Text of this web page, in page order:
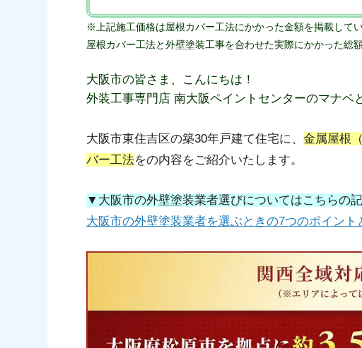
※上記施工価格は屋根カバー工法にかかった金額を掲載して
屋根カバー工法と外壁塗装工事を合わせた実際にかかった総
大阪市の皆さま、こんにちは！
外装工事専門店 南大阪ペイントセンターのマナベ
大阪市東住吉区の築30年戸建て住宅に、 金属屋根
バー工法をの内容をご紹介いたします。
▼大阪市の外壁塗装業者選びについてはこちらの
大阪市の外壁塗装業者を選ぶときの7つのポイント